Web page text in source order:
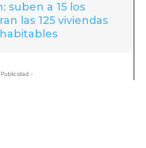
suben a 15 los
las 125 viviendas
-